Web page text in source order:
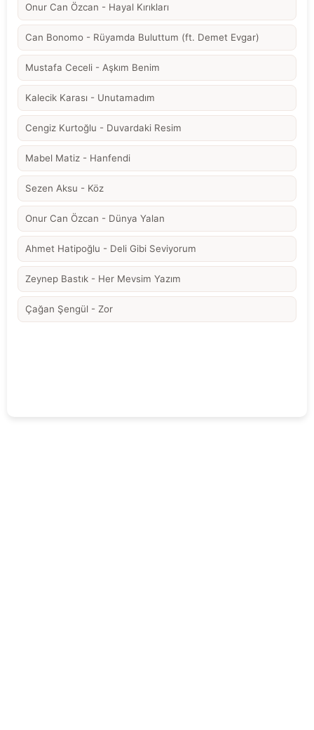
Onur Can Özcan - Hayal Kırıkları
Can Bonomo - Rüyamda Buluttum (ft. Demet Evgar)
Mustafa Ceceli - Aşkım Benim
Kalecik Karası - Unutamadım
Cengiz Kurtoğlu - Duvardaki Resim
Mabel Matiz - Hanfendi
Sezen Aksu - Köz
Onur Can Özcan - Dünya Yalan
Ahmet Hatipoğlu - Deli Gibi Seviyorum
Zeynep Bastık - Her Mevsim Yazım
Çağan Şengül - Zor